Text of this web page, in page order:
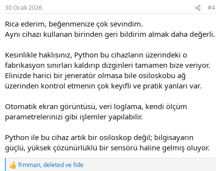
s
30 Ocak 2026 #4
Rica ederim, beğenmenize çok sevindim.
Aynı cihazı kullanan birinden geri bildirim almak daha değerli.
Kesinlikle haklısınız, Python bu cihazların üzerindeki o
fabrikasyon sınırları kaldırıp dizginleri tamamen bize veriyor.
Elinizde harici bir jeneratör olmasa bile osiloskobu ağ
üzerinden kontrol etmenin çok keyifli ve pratik yanları var.
Otomatik ekran görüntüsü, veri loglama, kendi ölçüm
parametrelerinizi gibi işlemler yapılabilir.
Python ile bu cihaz artık bir osiloskop değil; bilgisayarın
güçlü, yüksek çözünürlüklü bir sensörü haline gelmiş oluyor.
R
frmman,deletedvefide